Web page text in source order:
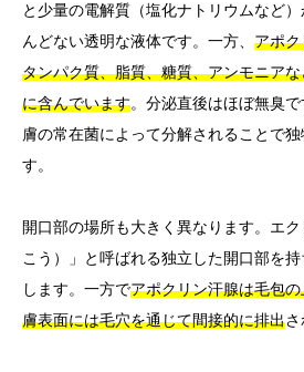
と少量の電解質（塩化ナトリウムなど
んどない透明な液体です。一方、 アポ
タンパク質、脂質、糖質、アンモニア
に含んでいます。分泌直後はほぼ無臭
膚の常在菌によって分解されることで
す。
開口部の場所も大きく異なります。エ
こう）」と呼ばれる独立した開口部を
します。一方でアポクリン汗腺は毛包
膚表面には毛穴を通じて間接的に排出さ